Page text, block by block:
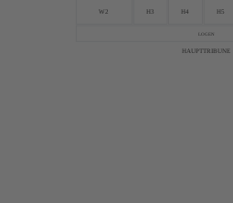
HAUPTTRIBUNE
W2 H3 H4 H5
LOGEN